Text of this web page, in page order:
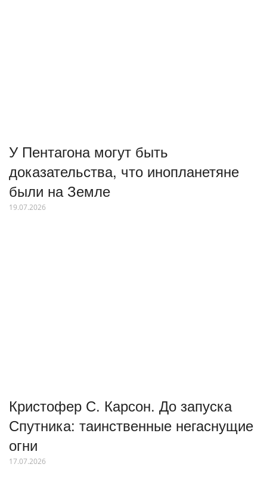
У Пентагона могут быть
доказательства, что инопланетяне
были на Земле
19.07.2026
Кристофер С. Карсон. До запуска
Спутника: таинственные негаснущие
огни
17.07.2026